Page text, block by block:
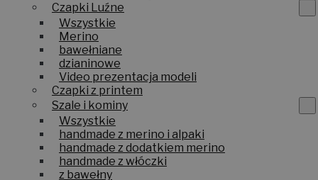
Czapki Luźne
Wszystkie
Merino
bawełniane
dzianinowe
Video prezentacja modeli
Czapki z printem
Szale i kominy
Wszystkie
handmade z merino i alpaki
handmade z dodatkiem merino
handmade z włóczki
z bawełny